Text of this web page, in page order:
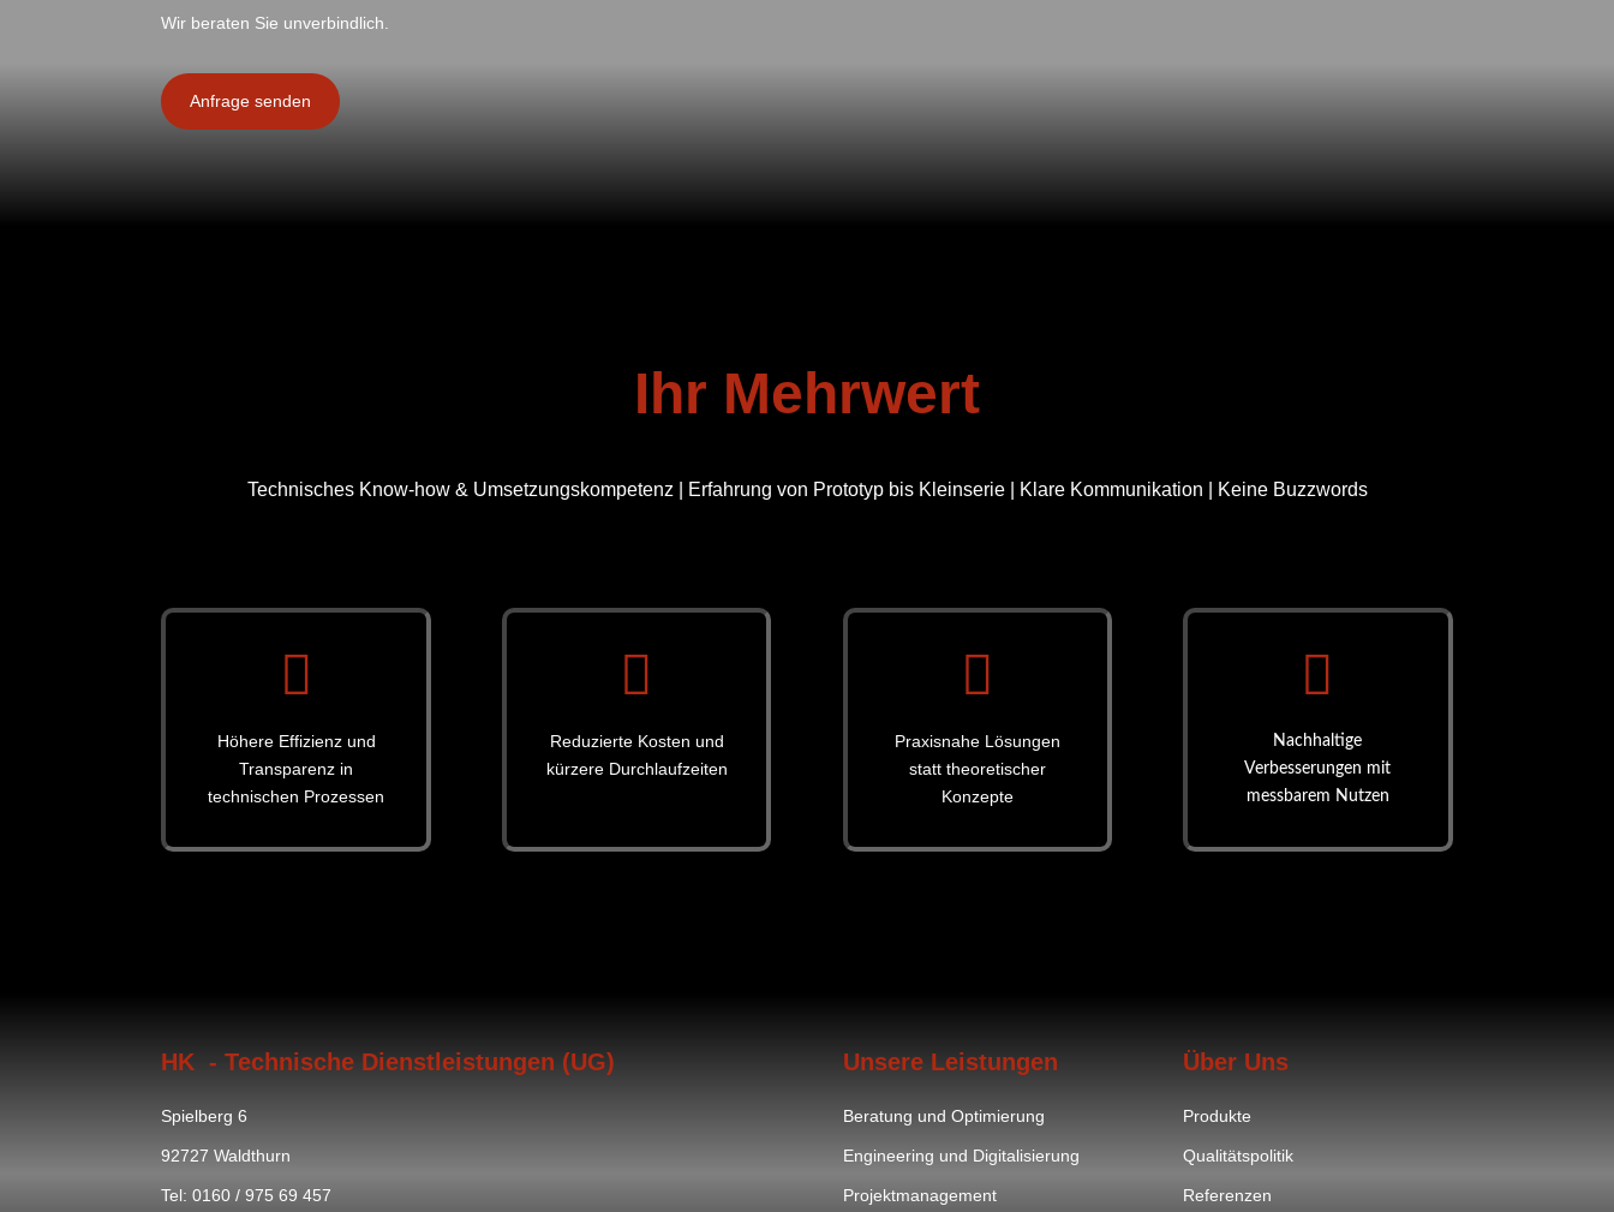
Wir beraten Sie unverbindlich.
Anfrage senden
Ihr Mehrwert
Technisches Know-how & Umsetzungskompetenz | Erfahrung von Prototyp bis Kleinserie | Klare Kommunikation | Keine Buzzwords

Höhere Effizienz und
Transparenz in
technischen Prozessen

Reduzierte Kosten und
kürzere Durchlaufzeiten

Praxisnahe Lösungen
statt theoretischer
Konzepte

Nachhaltige
Verbesserungen mit
messbarem Nutzen
HK - Technische Dienstleistungen (UG)
Spielberg 6
92727 Waldthurn
Tel: 0160 / 975 69 457
Unsere Leistungen
Beratung und Optimierung
Engineering und Digitalisierung
Projektmanagement
Über Uns
Produkte
Qualitätspolitik
Referenzen